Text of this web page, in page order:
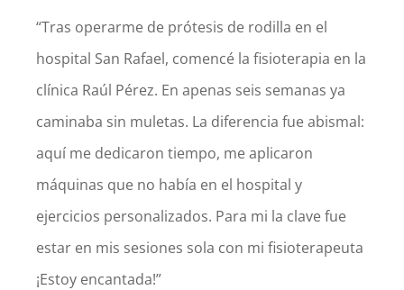
“Tras operarme de prótesis de rodilla en el
hospital San Rafael, comencé la fisioterapia en la
clínica Raúl Pérez. En apenas seis semanas ya
caminaba sin muletas. La diferencia fue abismal:
aquí me dedicaron tiempo, me aplicaron
máquinas que no había en el hospital y
ejercicios personalizados. Para mi la clave fue
estar en mis sesiones sola con mi fisioterapeuta
¡Estoy encantada!”